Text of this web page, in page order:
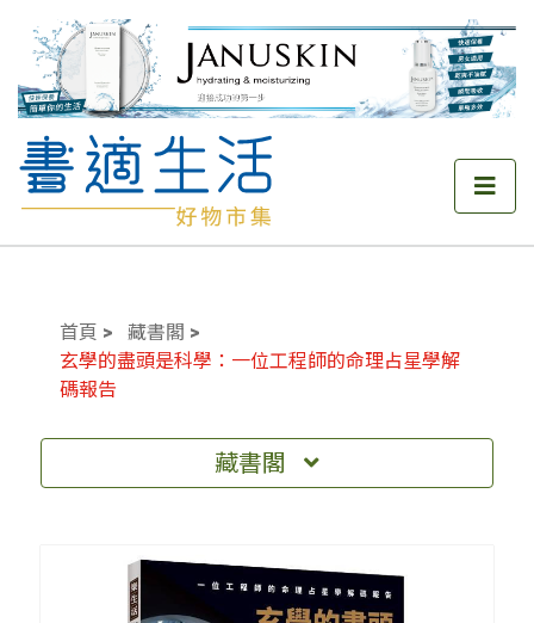
首頁
藏書閣
玄學的盡頭是科學：一位工程師的命理占星學解
碼報告
藏書閣